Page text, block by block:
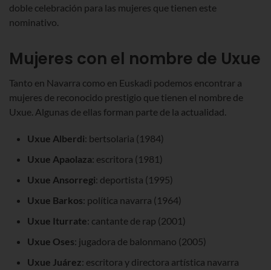
doble celebración para las mujeres que tienen este
nominativo.
Mujeres con el nombre de Uxue
Tanto en Navarra como en Euskadi podemos encontrar a
mujeres de reconocido prestigio que tienen el nombre de
Uxue. Algunas de ellas forman parte de la actualidad.
Uxue Alberdi: bertsolaria (1984)
Uxue Apaolaza: escritora (1981)
Uxue Ansorregi: deportista (1995)
Uxue Barkos: política navarra (1964)
Uxue Iturrate: cantante de rap (2001)
Uxue Oses: jugadora de balonmano (2005)
Uxue Juárez: escritora y directora artística navarra